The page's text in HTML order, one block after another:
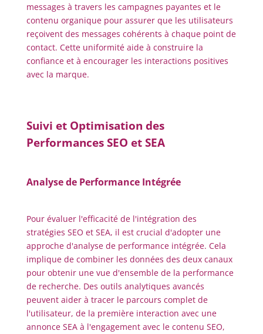
messages à travers les campagnes payantes et le
contenu organique pour assurer que les utilisateurs
reçoivent des messages cohérents à chaque point de
contact. Cette uniformité aide à construire la
confiance et à encourager les interactions positives
avec la marque.
Suivi et Optimisation des
Performances SEO et SEA
Analyse de Performance Intégrée
Pour évaluer l'efficacité de l'intégration des
stratégies SEO et SEA, il est crucial d'adopter une
approche d'analyse de performance intégrée. Cela
implique de combiner les données des deux canaux
pour obtenir une vue d'ensemble de la performance
de recherche. Des outils analytiques avancés
peuvent aider à tracer le parcours complet de
l'utilisateur, de la première interaction avec une
annonce SEA à l'engagement avec le contenu SEO,